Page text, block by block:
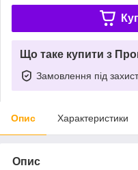
Що таке купити з
Замовлення під
Опис Характеристики
Опис